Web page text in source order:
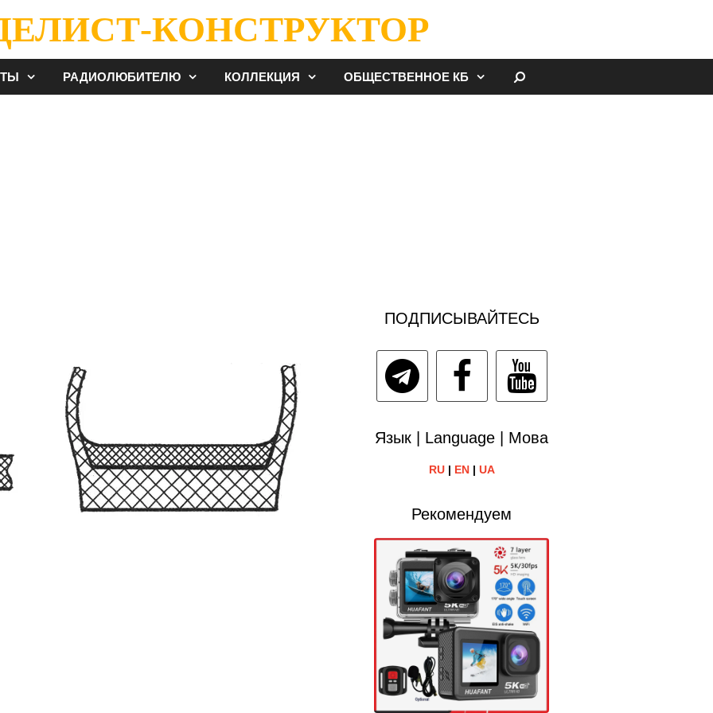
КОНСТРУКТОР
РАДИОЛЮБИТЕЛЮ КОЛЛЕКЦИЯ ОБЩЕСТВЕННОЕ КБ
ПОДПИСЫВАЙТЕСЬ
Язык | Language | Мова
RU| EN| UA
Рекомендуем